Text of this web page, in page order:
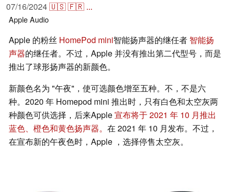
07/16/2024🇺🇸🇫🇷 ...
AppleAudio
Apple 的粉丝 HomePod mini智能扬声器的继任者 智能扬
声器的继任者。不过，Apple 并没有推出第二代型号，而是
推出了球形扬声器的新颜色。
新颜色名为 "午夜"，使可选颜色增至五种。不，不是六
种。2020 年 Homepod mini 推出时，只有白色和太空灰两
种颜色可供选择，后来Apple宣布将于 2021 年 10 月推出
蓝色、橙色和黄色扬声器。 在 2021 年 10 月发布。不过，
在宣布新的午夜色时，Apple ，选择停售太空灰。